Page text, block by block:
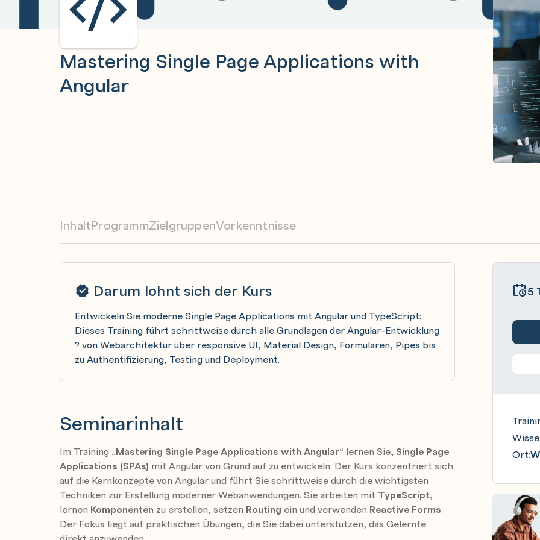
Mastering Single Page Applications with
Angular
InhaltProgrammZielgruppenVorkenntnisse
Darum lohnt sich der Kurs
Entwickeln Sie moderne Single Page Applications mit Angular und TypeScript:
Dieses Training führt schrittweise durch alle Grundlagen der Angular-Entwicklung
? von Webarchitektur über responsive UI, Material Design, Formularen, Pipes bis
zu Authentifizierung, Testing und Deployment.
Seminarinhalt
Im Training „Mastering Single Page Applications with Angular“ lernen Sie, Single Page
Applications (SPAs) mit Angular von Grund auf zu entwickeln. Der Kurs konzentriert sich
auf die Kernkonzepte von Angular und führt Sie schrittweise durch die wichtigsten
Techniken zur Erstellung moderner Webanwendungen. Sie arbeiten mit TypeScript,
lernen Komponenten zu erstellen, setzen Routing ein und verwenden Reactive Forms.
Der Fokus liegt auf praktischen Übungen, die Sie dabei unterstützen, das Gelernte
5
Ort: